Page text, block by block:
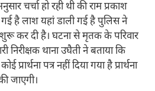
चर्चा हो रही थी की राम प्रकाश
है लाश यहां डाली गई है पुलिस ने
कर दी है। घटना से मृतक के परिवार
निरीक्षक थाना उघैती ने बताया कि
पत्र नहीं दिया गया है प्रार्थना
जाएगी।